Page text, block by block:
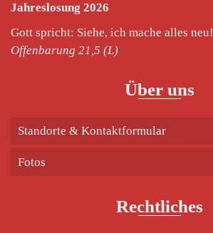
Jahreslosung 2026
Gott spricht: Siehe, ich mache alles neu!
Offenbarung 21,5 (L)
Über uns
Standorte & Kontaktformular
Fotos
Rechtliches